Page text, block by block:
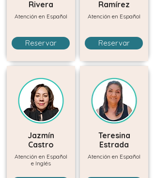
Rivera
Atención en Español
Reservar
Jazmín
Castro
Atención en Español
e Inglés
Ramírez
Atención en Español
Reservar
Teresina
Estrada
Atención en Español